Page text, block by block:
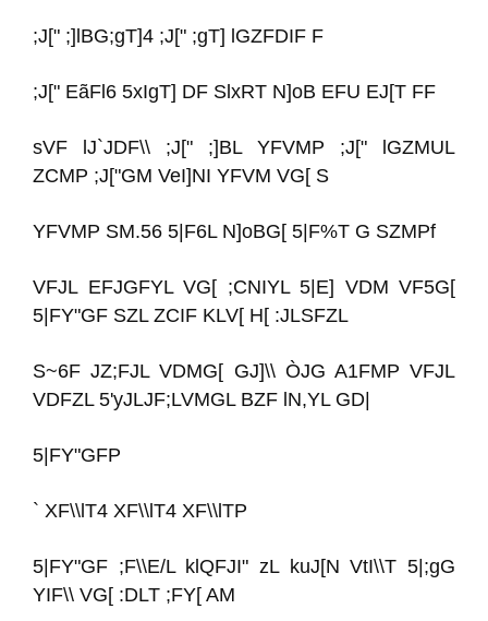
;J[" ;]lBG;gT]4 ;J[" ;gT] lGZFDIF F
;J[" EãFl6 5xIgT] DF SlxRT N]oB EFU EJ[T FF
sVF lJ`JDF\\ ;J[" ;]BL YFVMP ;J[" lGZMUL
ZCMP ;J["GM VeI]NI YFVM VG[ S
YFVMP SM.56 5|F6L N]oBG[ 5|F%T G SZMPf
VFJL EFJGFYL VG[ ;CNIYL 5|E] VDM VF5G[
5|FY"GF SZL ZCIF KLV[ H[ :JLSFZL
S~6F JZ;FJL VDMG[ GJ]\\ ÒJG A1FMP VFJL
VDFZL 5'yJLJF;LVMGL BZF lN,YL GD|
5|FY"GFP
` XF\\lT4 XF\\lT4 XF\\lTP
5|FY"GF ;F\\E/L klQFJI" zL kuJ[N VtI\\T 5|;gG
YIF\\ VG[ :DLT ;FY[ AM